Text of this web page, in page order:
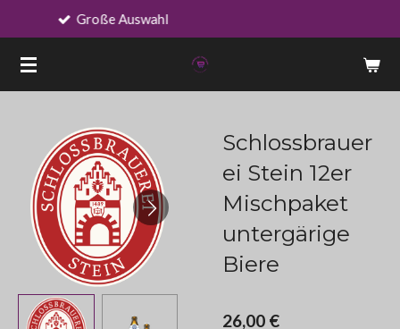
springen
Wechselnde Angebote
Schlossbrauer
ei Stein 12er
Mischpaket
untergärige
Biere
26,00 €